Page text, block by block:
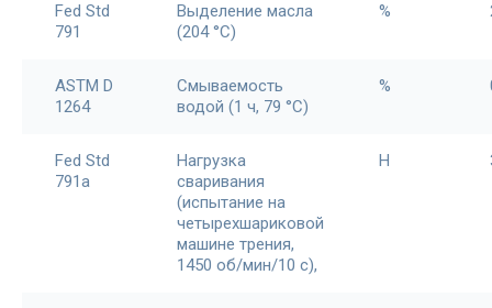
Fed Std
791
Выделение масла
(204 °C)
%
ASTM D
1264
Смываемость
водой (1 ч, 79 °C)
%
Fed Std
791a
Нагрузка
сваривания
(испытание на
четырехшариковой
машине трения,
1450 об/мин/10 с),
Н